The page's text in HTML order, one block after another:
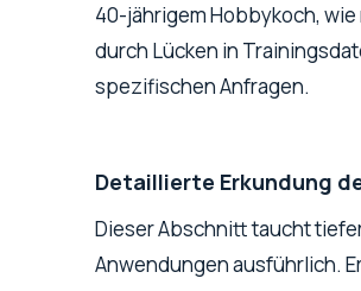
40-jährigem Hobbykoch,
durch Lücken in
spezifischen Anfragen.
Detaillierte Erkundung
Dieser Abschnitt taucht
Anwendungen ausführlich.